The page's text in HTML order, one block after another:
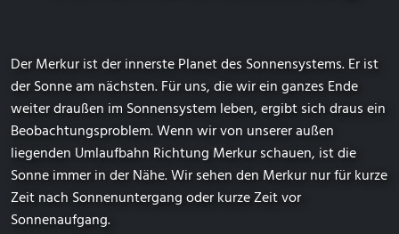
Der Merkur ist der innerste Planet des Sonnensystems. Er ist
der Sonne am nächsten. Für uns, die wir ein ganzes Ende
weiter draußen im Sonnensystem leben, ergibt sich draus ein
Beobachtungsproblem. Wenn wir von unserer außen
liegenden Umlaufbahn Richtung Merkur schauen, ist die
Sonne immer in der Nähe. Wir sehen den Merkur nur für kurze
Zeit nach Sonnenuntergang oder kurze Zeit vor
Sonnenaufgang.